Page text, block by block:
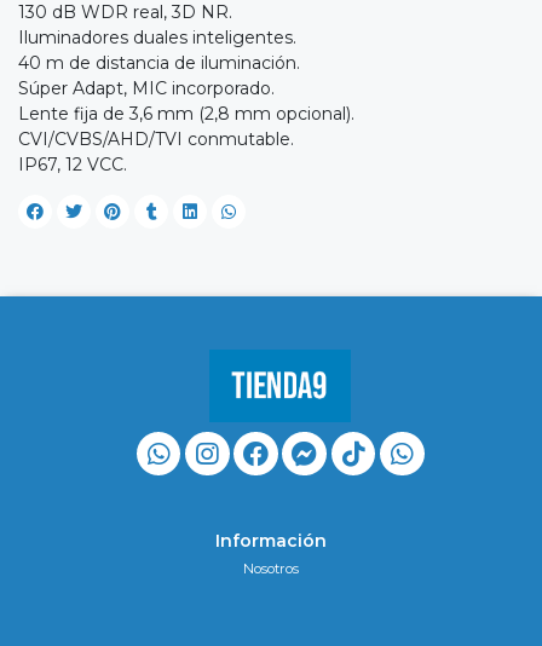
130 dB WDR real, 3D NR.
Iluminadores duales inteligentes.
40 m de distancia de iluminación.
Súper Adapt, MIC incorporado.
Lente fija de 3,6 mm (2,8 mm opcional).
CVI/CVBS/AHD/TVI conmutable.
IP67, 12 VCC.
Información
Nosotros